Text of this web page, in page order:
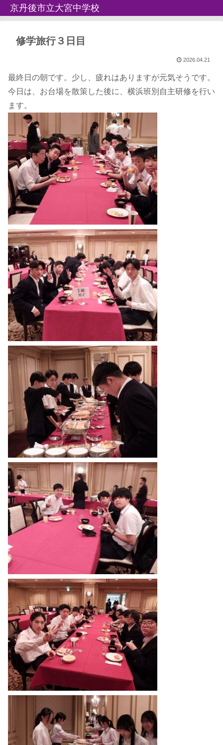
京丹後市立大宮中学校
修学旅行３日目
2026.04.21
最終日の朝です。少し、疲れはありますが元気そうです。
今日は、お台場を散策した後に、横浜班別自主研修を行い
ます。